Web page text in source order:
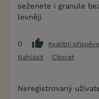
seženete i granule
levněji
0
Kvalitní
Nahlásit
Citovat
Neregistrovaný